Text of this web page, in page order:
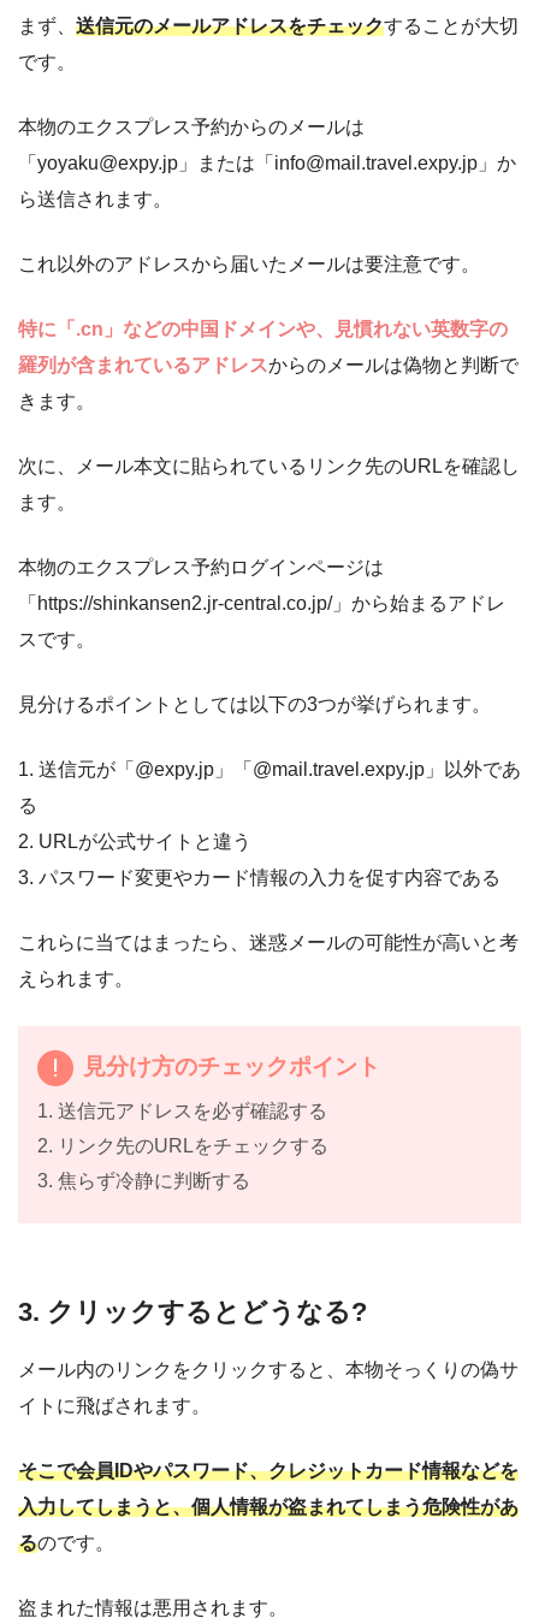
まず、 送信元のメールアドレスをチェックすることが大切
です。
本物のエクスプレス予約からのメールは
「yoyaku@expy.jp」または「info@mail.travel.expy.jp」か
ら送信されます。
これ以外のアドレスから届いたメールは要注意です。
特に「.cn」などの中国ドメインや、見慣れない英数字の
羅列が含まれているアドレスからのメールは偽物と判断で
きます。
次に、メール本文に貼られているリンク先のURLを確認し
ます。
本物のエクスプレス予約ログインページは
「https://shinkansen2.jr-central.co.jp/」から始まるアドレ
スです。
見分けるポイントとしては以下の3つが挙げられます。
1. 送信元が「@expy.jp」「@mail.travel.expy.jp」以外であ
る
2. URLが公式サイトと違う
3. パスワード変更やカード情報の入力を促す内容である
これらに当てはまったら、迷惑メールの可能性が高いと考
えられます。
見分け方のチェックポイント
1. 送信元アドレスを必ず確認する
2. リンク先のURLをチェックする
3. 焦らず冷静に判断する
3. クリックするとどうなる?
メール内のリンクをクリックすると、本物そっくりの偽サ
イトに飛ばされます。
そこで会員IDやパスワード、クレジットカード情報などを
入力してしまうと、個人情報が盗まれてしまう危険性があ
るのです。
盗まれた情報は悪用されます。